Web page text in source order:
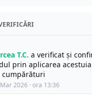
T.C. a verificat și
prin aplicarea
cumpărături
2026 · ora 13:36